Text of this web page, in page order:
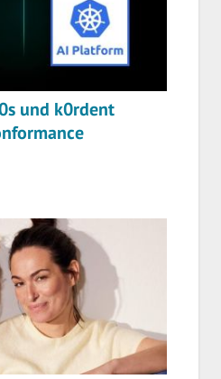
und k0rdent